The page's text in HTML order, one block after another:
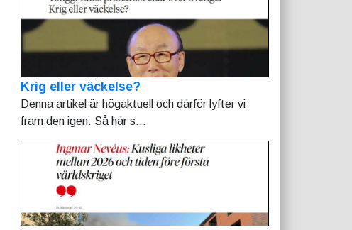
Krig eller väckelse?
Denna artikel är högaktuell och därför lyfter vi
fram den igen. Så här s...